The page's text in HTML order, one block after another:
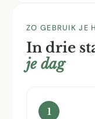
ZO GEBRUIK JE
In drie
je dag
1